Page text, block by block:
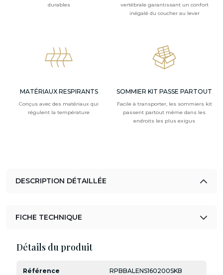
durables
vertébrale garantissant un confort
inégalé du coucher au lever
MATÉRIAUX RESPIRANTS
Conçus avec des matériaux qui
régulent la température
SOMMIER KIT PASSE PARTOUT
Facile à transporter, les sommiers kit
passent partout même dans les
endroits les plus exigus
DESCRIPTION DÉTAILLÉE
FICHE TECHNIQUE
Détails du produit
Référence RPBBALENS160200SKB